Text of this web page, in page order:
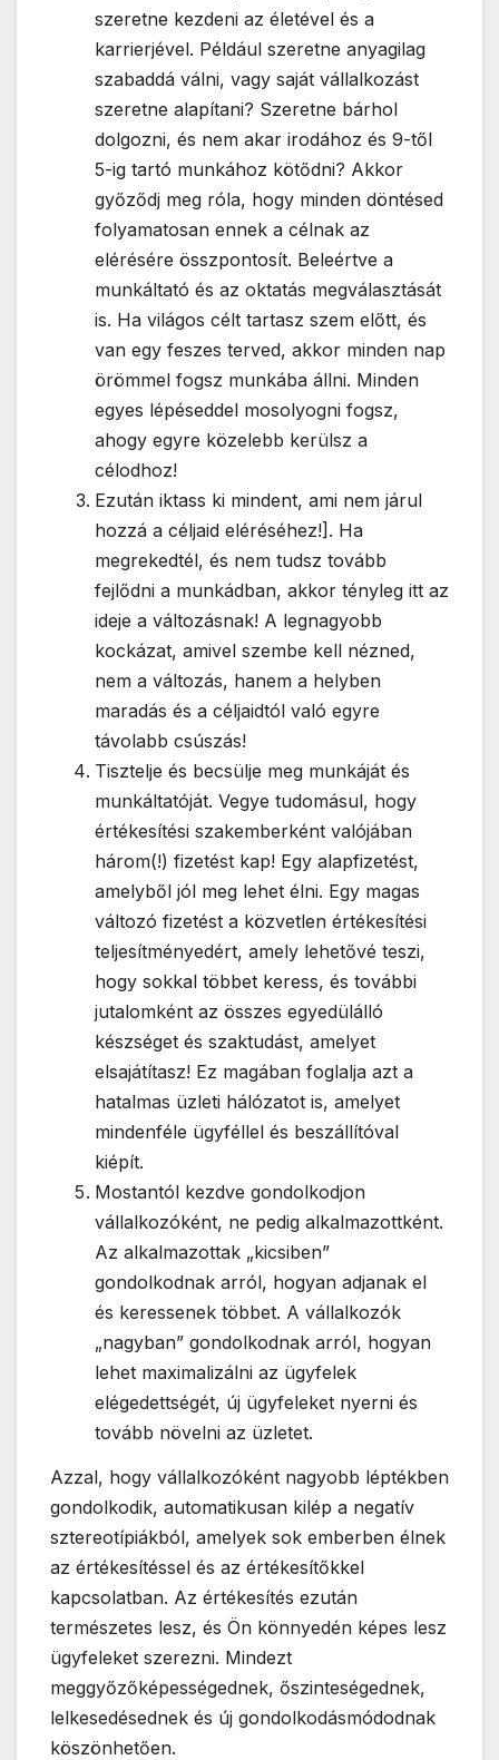
szeretne kezdeni az életével és a
karrierjével. Például szeretne anyagilag
szabaddá válni, vagy saját vállalkozást
szeretne alapítani? Szeretne bárhol
dolgozni, és nem akar irodához és 9-től
5-ig tartó munkához kötődni? Akkor
győződj meg róla, hogy minden döntésed
folyamatosan ennek a célnak az
elérésére összpontosít. Beleértve a
munkáltató és az oktatás megválasztását
is. Ha világos célt tartasz szem előtt, és
van egy feszes terved, akkor minden nap
örömmel fogsz munkába állni. Minden
egyes lépéseddel mosolyogni fogsz,
ahogy egyre közelebb kerülsz a
célodhoz!
Ezután iktass ki mindent, ami nem járul
hozzá a céljaid eléréséhez!]. Ha
megrekedtél, és nem tudsz tovább
fejlődni a munkádban, akkor tényleg itt az
ideje a változásnak! A legnagyobb
kockázat, amivel szembe kell nézned,
nem a változás, hanem a helyben
maradás és a céljaidtól való egyre
távolabb csúszás!
Tisztelje és becsülje meg munkáját és
munkáltatóját. Vegye tudomásul, hogy
értékesítési szakemberként valójában
három(!) fizetést kap! Egy alapfizetést,
amelyből jól meg lehet élni. Egy magas
változó fizetést a közvetlen értékesítési
teljesítményedért, amely lehetővé teszi,
hogy sokkal többet keress, és további
jutalomként az összes egyedülálló
készséget és szaktudást, amelyet
elsajátítasz! Ez magában foglalja azt a
hatalmas üzleti hálózatot is, amelyet
mindenféle ügyféllel és beszállítóval
kiépít.
Mostantól kezdve gondolkodjon
vállalkozóként, ne pedig alkalmazottként.
Az alkalmazottak „kicsiben”
gondolkodnak arról, hogyan adjanak el
és keressenek többet. A vállalkozók
„nagyban” gondolkodnak arról, hogyan
lehet maximalizálni az ügyfelek
elégedettségét, új ügyfeleket nyerni és
tovább növelni az üzletet.
Azzal, hogy vállalkozóként nagyobb léptékben
gondolkodik, automatikusan kilép a negatív
sztereotípiákból, amelyek sok emberben élnek
az értékesítéssel és az értékesítőkkel
kapcsolatban. Az értékesítés ezután
természetes lesz, és Ön könnyedén képes lesz
ügyfeleket szerezni. Mindezt
meggyőzőképességednek, őszinteségednek,
lelkesedésednek és új gondolkodásmódodnak
köszönhetően.